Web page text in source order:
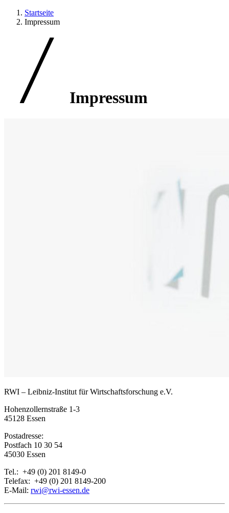
Startseite
Impressum
Impressum
RWI – Leibniz-Institut für Wirtschaftsforschung e.V.
Hohenzollernstraße 1-3
45128 Essen
Postadresse:
Postfach 10 30 54
45030 Essen
Tel.: +49 (0) 201 8149-0
Telefax: +49 (0) 201 8149-200
E-Mail: rwi@rwi-essen.de